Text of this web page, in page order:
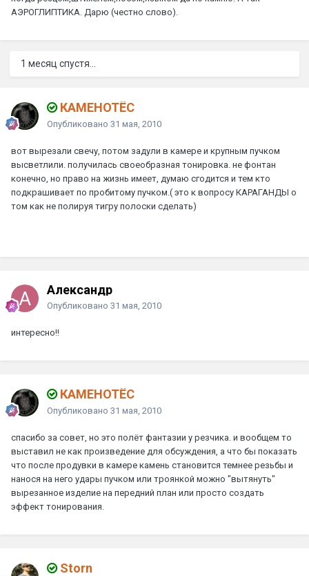
АЭРОГЛИПТИКА. Дарю (честно слово).
1 месяц спустя...
КАМЕНОТЁС
Опубликовано 31 мая, 2010
вот вырезали свечу, потом задули в камере и крупным пучком
высветлили. получилась своеобразная тонировка. не фонтан
конечно, но право на жизнь имеет, думаю сгодится и тем кто
подкрашивает по пробитому пучком.( это к вопросу КАРАГАНДЫ о
том как не полируя тигру полоски сделать)
Александр
Опубликовано 31 мая, 2010
интересно!!
КАМЕНОТЁС
Опубликовано 31 мая, 2010
спасибо за совет, но это полёт фантазии у резчика. и вообщем то
выставил не как произведение для обсуждения, а что бы показать
что после продувки в камере камень становится темнее резьбы и
нанося на него удары пучком или троянкой можно "вытянуть"
вырезанное изделие на передний план или просто создать
эффект тонирования.
Storn